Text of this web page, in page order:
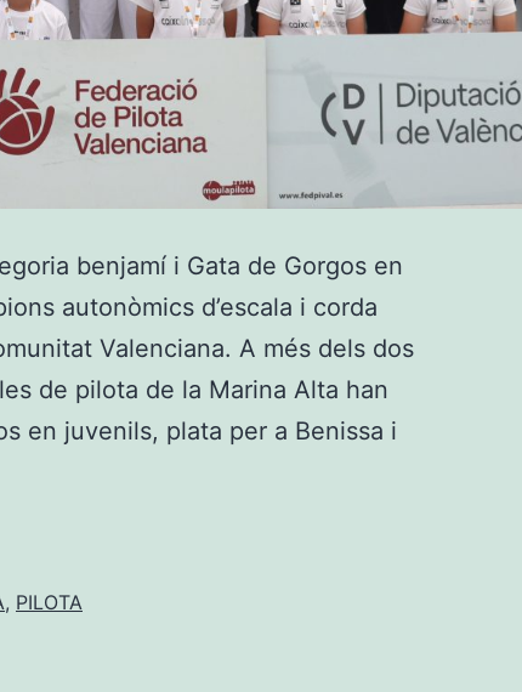
benjamí i Gata de Gorgos en
autonòmics d’escala i corda
Valenciana. A més dels dos
de pilota de la Marina Alta han
en juvenils, plata per a Benissa i
, PILOTA